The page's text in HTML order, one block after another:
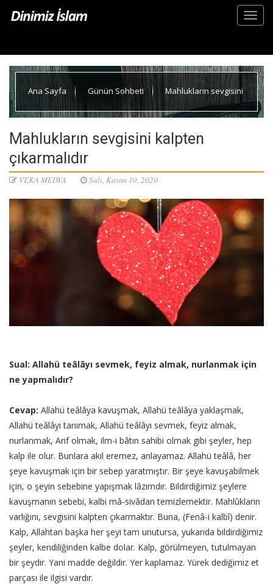
Ana Sayfa Günün Sohbeti Mahlukların sevgisini
Mahlukların sevgisini kalpten
çıkarmalıdır
VEKA MEDYA Salı, Kasım 10, 2020
Sual: Allahü teâlâyı sevmek, feyiz almak, nurlanmak için
ne yapmalıdır?
Cevap: Allahü teâlâya kavuşmak, Allahü teâlâya yaklaşmak,
Allahü teâlâyı tanımak, Allahü teâlâyı sevmek, feyiz almak,
nurlanmak, Arif olmak, ilm-i bâtın sahibi olmak gibi şeyler, hep
kalp ile olur. Bunlara akıl eremez, anlayamaz. Allahü teâlâ, her
şeye kavuşmak için bir sebep yaratmıştır. Bir şeye kavuşabilmek
için, o şeyin sebebine yapışmak lâzımdır. Bildirdiğimiz şeylere
kavuşmanın sebebi, kalbi mâ-sivâdan temizlemektir. Mahlûkların
varlığını, sevgisini kalpten çıkarmaktır. Buna, (Fenâ-i kalbî) denir.
Kalp, Allahtan başka her şeyi tam unutursa, yukarıda bildirdiğimiz
şeyler, kendiliğinden kalbe dolar. Kalp, görülmeyen, tutulmayan
bir şeydir. Yani madde değildir. Yer kaplamaz. Yürek dediğimiz et
parçası ile ilgisi vardır.